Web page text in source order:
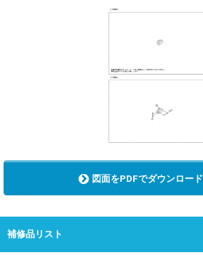
図面をPDFでダウンロード
補修品リスト